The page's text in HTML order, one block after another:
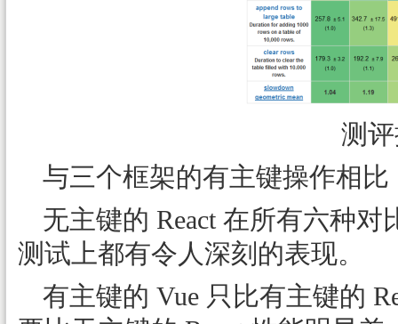
测
与三个框架的有主键操作相
无主键的 React 在所有六种
测试上都有令人深刻的表现。
有主键的 Vue 只比有主键的